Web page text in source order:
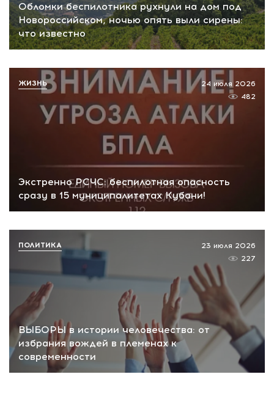
Обломки беспилотника рухнули на дом под
Новороссийском, ночью опять выли сирены:
что известно
Экстренно РСЧС: беспилотная опасность
сразу в 15 муниципалитетах Кубани!
24 июля 2026
482
ЖИЗНЬ
ВЫБОРЫ в истории человечества: от
избрания вождей в племенах к
современности
23 июля 2026
227
ПОЛИТИКА